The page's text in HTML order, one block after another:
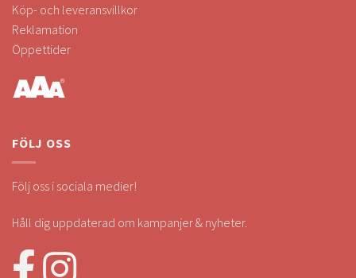
Köp- och leveransvillkor
Reklamation
Öppettider
FÖLJ OSS
Följ oss i sociala medier!
Håll dig uppdaterad om kampanjer & nyheter.